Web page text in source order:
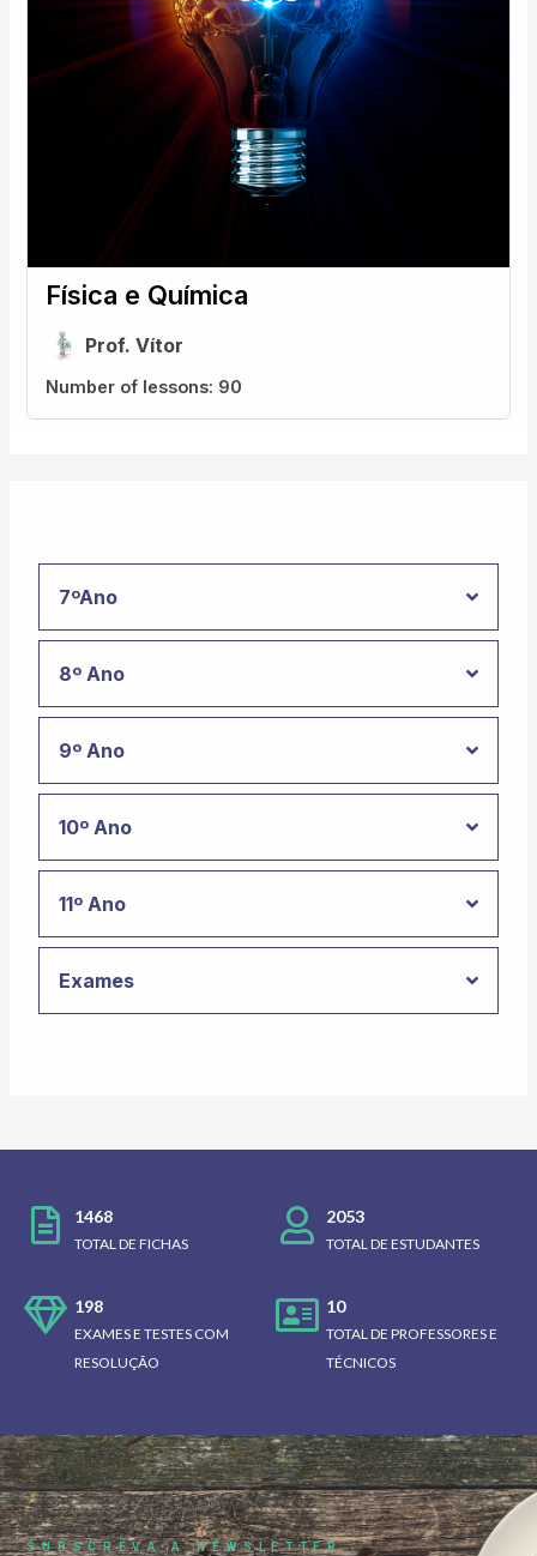
7ºAno
8º Ano
9º Ano
10º Ano
11º Ano
Exames
Física e Química
Prof. Vítor
Number of lessons: 90
1468
TOTAL DE FICHAS
2053
TOTAL DE ESTUDANTES
198
EXAMES E TESTES COM
RESOLUÇÃO
10
TOTAL DE PROFESSORES E
TÉCNICOS
SUBSCREVA A NEWSLETTER